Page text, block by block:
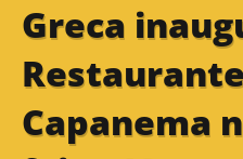
Greca
Capanema